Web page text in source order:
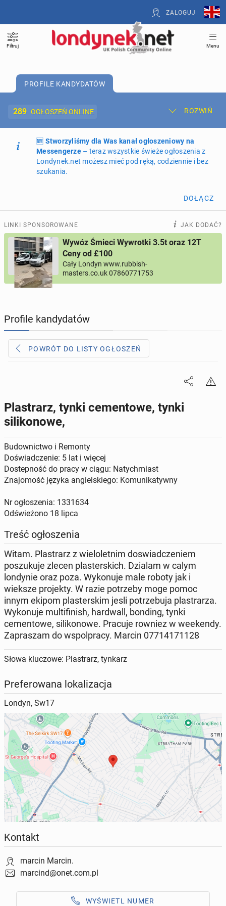
ZALOGUJ
Filtruj Menu
PROFILE KANDYDATÓW
289 OGŁOSZEŃ ONLINE ROZWIŃ
Dodaj ogłoszenie Moje ogłoszenia
Oferta i cennik ogłoszeń
ogłoszeń online
PROFILE KANDYDATÓW 289profili online
USŁUGI 164
KUPIĘ & SPRZEDAM
TOWARZYSKIE
🆕 Stworzyliśmy dla Was kanał ogłoszeniowy na
Messengerze– teraz wszystkie świeże ogłoszenia z
Londynek.net możesz mieć pod ręką, codziennie i bez
szukania.
DOŁĄCZ
LINKI SPONSOROWANE JAK DODAĆ?
Wywóz Śmieci Wywrotki 3.5t oraz 12T
Ceny od £100
Cały Londyn www.rubbish-
masters.co.uk 07860771753
Profile kandydatów
POWRÓT DO LISTY OGŁOSZEŃ
Plastrarz, tynki cementowe, tynki
silikonowe,
Budownictwo i Remonty
Doświadczenie: 5 lat i więcej
Dostepność do pracy w ciągu: Natychmiast
Znajomość języka angielskiego: Komunikatywny
Nr ogłoszenia: 1331634
Odświeżono 18 lipca
Treść ogłoszenia
Witam. Plastrarz z wieloletnim doswiadczeniem
poszukuje zlecen plasterskich. Dzialam w calym
londynie oraz poza. Wykonuje male roboty jak i
wieksze projekty. W razie potrzeby moge pomoc
innym ekipom plasterskim jesli potrzebuja plastrarza.
Wykonuje multifinish, hardwall, bonding, tynki
cementowe, silikonowe. Pracuje rowniez w weekendy.
Zapraszam do wspolpracy. Marcin 07714171128
Słowa kluczowe: Plastrarz, tynkarz
Preferowana lokalizacja
Londyn, Sw17
Kontakt
marcin Marcin.
marcind@onet.com.pl
WYŚWIETL NUMER